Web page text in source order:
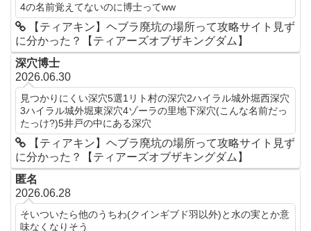
4の名前覚えてないのに博士ってww
【ティアキン】ヘブラ廃坑の場所って攻略サイト見ず
に分かった？【ティアーズオブザキングダム】
深穴博士
2026.06.30
見つかりにくい深穴5選1リト村の深穴2ハイラル城外堀西深穴
3ハイラル城外堀東深穴4ゾーラの里地下深穴(こんな名前だっ
たっけ?)5井戸の中にある深穴
【ティアキン】ヘブラ廃坑の場所って攻略サイト見ず
に分かった？【ティアーズオブザキングダム】
匿名
2026.06.28
そいついたら他のうちわ(クインギブド羽以外)と水の実とか意
味なくなりそう